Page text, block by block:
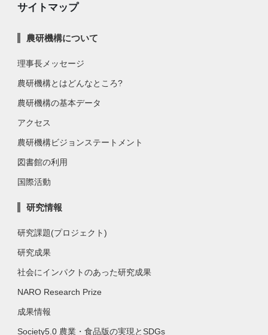
サイトマップ
農研機構について
理事長メッセージ
農研機構とはどんなところ?
農研機構の基本データ
アクセス
農研機構ビジョンステートメント
図書館の利用
国際活動
研究情報
研究課題(プロジェクト)
研究成果
社会にインパクトのあった研究成果
NARO Research Prize
成果情報
Society5.0 農業・食品版の実現とSDGs